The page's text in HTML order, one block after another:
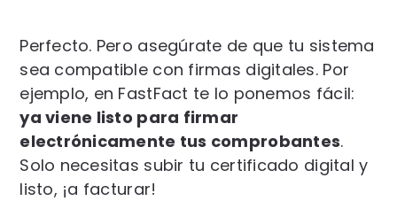
Perfecto. Pero asegúrate de que tu sistema
sea compatible con firmas digitales. Por
ejemplo, en FastFact te lo ponemos fácil:
ya viene listo para firmar
electrónicamente tus comprobantes.
Solo necesitas subir tu certificado digital y
listo, ¡a facturar!